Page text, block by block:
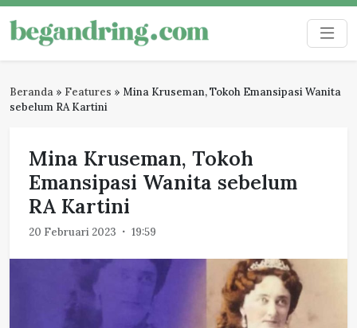
Skip
to
content
Begandring
Menjaga ingatan untuk masa depan
Beranda » Features » Mina Kruseman, Tokoh Emansipasi Wanita
sebelum RA Kartini
Mina Kruseman, Tokoh
Emansipasi Wanita sebelum
RA Kartini
20 Februari 2023 19:59